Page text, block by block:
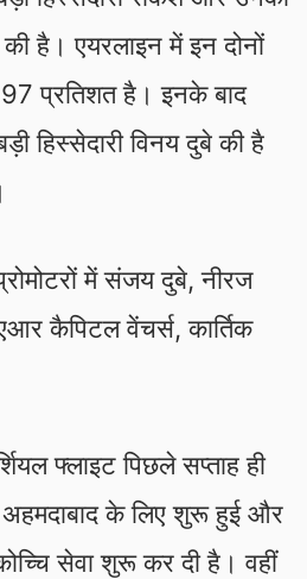
है। एयरलाइन में इन दोनों
प्रतिशत है। इनके बाद
हिस्सेदारी विनय दुबे की है
में संजय दुबे, नीरज
कैपिटल वेंचर्स, कार्तिक
फ्लाइट पिछले सप्ताह ही
के लिए शुरू हुई और
सेवा शुरू कर दी है। वहीं